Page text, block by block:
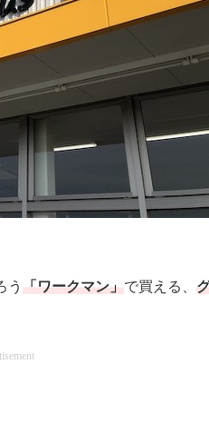
う 「ワークマン」で買える、